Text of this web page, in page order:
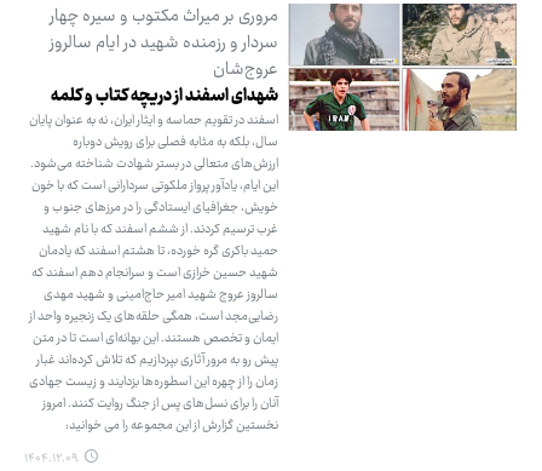
مروری بر میراث مکتوب و سیره چهار
سردار و رزمنده شهید در ایام سالروز
عروج‌شان
شهدای اسفند از دریچه کتاب و کلمه
اسفند در تقویم حماسه و ایثار ایران، نه به عنوان پایان
سال، بلکه به مثابه فصلی برای رویش دوباره
ارزش‌های متعالی در بستر شهادت شناخته می‌شود.
این ایام، یادآور پرواز ملکوتی سردارانی است که با خون
خویش، جغرافیای ایستادگی را در مرزهای جنوب و
غرب ترسیم کردند. از ششم اسفند که با نام شهید
حمید باکری گره خورده، تا هشتم اسفند که یادمان
شهید حسین خرازی است و سرانجام دهم اسفند که
سالروز عروج شهید امیر حاج‌امینی و شهید مهدی
رضایی‌مجد است، همگی حلقه‌های یک زنجیره واحد از
ایمان و تخصص هستند. این بهانه‌ای است تا در متن
پیش رو به مرور آثاری بپردازیم که تلاش کرده‌اند غبار
زمان را از چهره این اسطوره‌ها بزدایند و زیست جهادی
آنان را برای نسل‌های پس از جنگ روایت کنند. امروز
نخستین گزارش از این مجموعه را می خوانید:
۱۴۰۴.۱۲.۰۹